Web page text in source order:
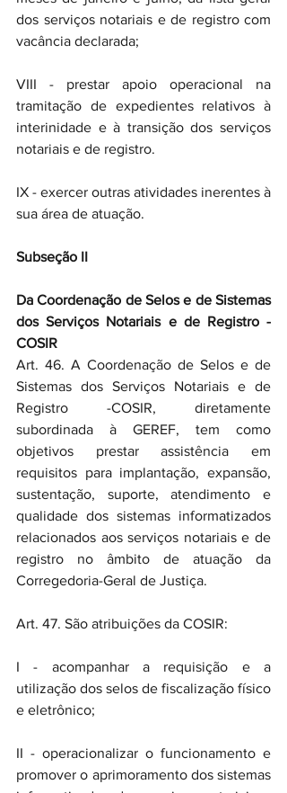
dos serviços notariais e de registro com
vacância declarada;
VIII - prestar apoio operacional na
tramitação de expedientes relativos à
interinidade e à transição dos serviços
notariais e de registro.
IX - exercer outras atividades inerentes à
sua área de atuação.
Subseção II
Da Coordenação de Selos e de Sistemas
dos Serviços Notariais e de Registro -
COSIR
Art. 46. A Coordenação de Selos e de
Sistemas dos Serviços Notariais e de
Registro -COSIR, diretamente
subordinada à GEREF, tem como
objetivos prestar assistência em
requisitos para implantação, expansão,
sustentação, suporte, atendimento e
qualidade dos sistemas informatizados
relacionados aos serviços notariais e de
registro no âmbito de atuação da
Corregedoria-Geral de Justiça.
Art. 47. São atribuições da COSIR:
I - acompanhar a requisição e a
utilização dos selos de fiscalização físico
e eletrônico;
II - operacionalizar o funcionamento e
promover o aprimoramento dos sistemas